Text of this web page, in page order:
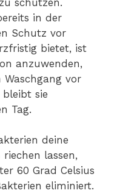
in der
Schutz vor
bietet, ist
anzuwenden,
vor
sie
Tag.
deine
lassen,
60 Grad Celsius
eliminiert.